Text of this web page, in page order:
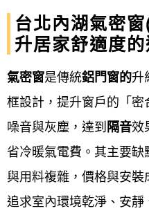
以品牌提升來拓展商機，
目標。
品質：
專業：
台北內湖氣密
升居家舒適度
氣密窗是傳統鋁門窗的升
框設計，提升窗戶的「密
噪音與灰塵，達到 隔音效
省冷暖氣電費。其主要
與用料複雜，價格與安
追求室內環境乾淨、安靜